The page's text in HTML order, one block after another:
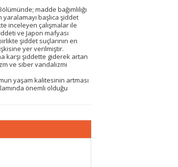
madde bağımlılığı
yaralamayı başlıca şiddet
inceleyen çalışmalar ile
ve Japon mafyası
şiddet suçlarının en
yer verilmiştir.
karşı şiddette giderek artan
ve siber vandalizmi
yaşam kalitesinin artması
önemli olduğu